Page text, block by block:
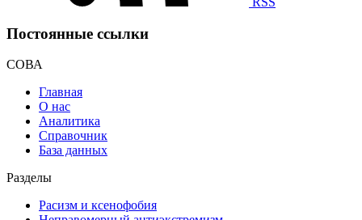
Постоянные ссылки
СОВА
Главная
О нас
Аналитика
Справочник
База данных
Разделы
Расизм и ксенофобия